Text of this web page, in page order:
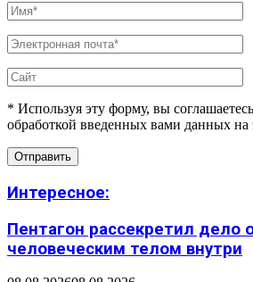
* Используя эту форму, вы
обработкой введенных вами данных на
Интересное:
Пентагон рассекретил дело
человеческим телом внутри